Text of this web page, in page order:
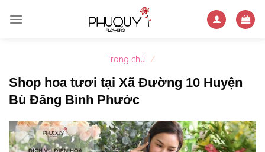
Trang chủ /
Shop hoa tươi tại Xã Đường 10 Huyện
Bù Đăng Bình Phước